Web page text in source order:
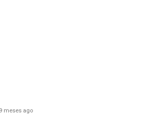
9 meses ago